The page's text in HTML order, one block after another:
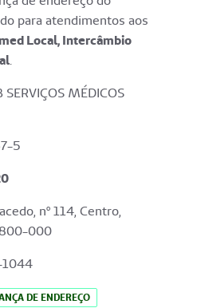
para atendimentos aos
Local, Intercâmbio
.
SERVIÇOS MÉDICOS
5
nº 114, Centro,
000
DE ENDEREÇO